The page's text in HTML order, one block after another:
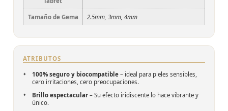
Tamaño de Gema 2.5mm, 3mm, 4mm
ATRIBUTOS
100% seguro y biocompatible – ideal para pieles sensibles,
cero irritaciones, cero preocupaciones.
Brillo espectacular – Su efecto iridiscente lo hace vibrante y
único.